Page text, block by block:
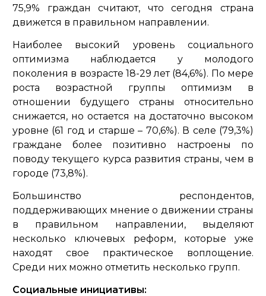
75,9% граждан считают, что сегодня страна
движется в правильном направлении.
Наиболее высокий уровень социального
оптимизма наблюдается у молодого
поколения в возрасте 18-29 лет (84,6%). По мере
роста возрастной группы оптимизм в
отношении будущего страны относительно
снижается, но остается на достаточно высоком
уровне (61 год и старше – 70,6%). В селе (79,3%)
граждане более позитивно настроены по
поводу текущего курса развития страны, чем в
городе (73,8%).
Большинство респондентов,
поддерживающих мнение о движении страны
в правильном направлении, выделяют
несколько ключевых реформ, которые уже
находят свое практическое воплощение.
Среди них можно отметить несколько групп.
Социальные инициативы: